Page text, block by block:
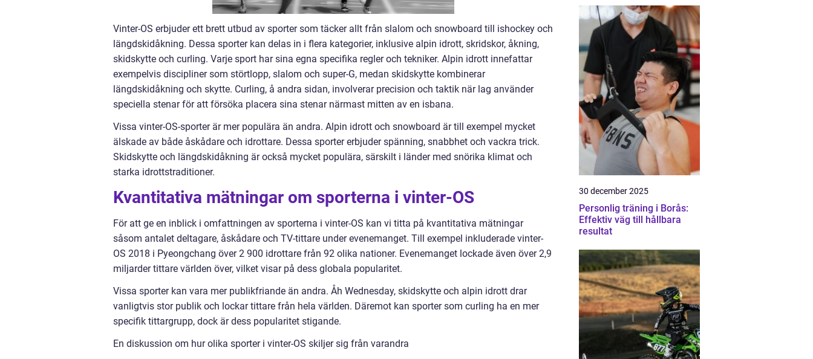
Vinter-OS erbjuder ett brett utbud av sporter som täcker allt från slalom och snowboard till ishockey och
längdskidåkning. Dessa sporter kan delas in i flera kategorier, inklusive alpin idrott, skridskor, åkning,
skidskytte och curling. Varje sport har sina egna specifika regler och tekniker. Alpin idrott innefattar
exempelvis discipliner som störtlopp, slalom och super-G, medan skidskytte kombinerar
längdskidåkning och skytte. Curling, å andra sidan, involverar precision och taktik när lag använder
speciella stenar för att försöka placera sina stenar närmast mitten av en isbana.
Vissa vinter-OS-sporter är mer populära än andra. Alpin idrott och snowboard är till exempel mycket
älskade av både åskådare och idrottare. Dessa sporter erbjuder spänning, snabbhet och vackra trick.
Skidskytte och längdskidåkning är också mycket populära, särskilt i länder med snörika klimat och
starka idrottstraditioner.
Kvantitativa mätningar om sporterna i vinter-OS
För att ge en inblick i omfattningen av sporterna i vinter-OS kan vi titta på kvantitativa mätningar
såsom antalet deltagare, åskådare och TV-tittare under evenemanget. Till exempel inkluderade vinter-
OS 2018 i Pyeongchang över 2 900 idrottare från 92 olika nationer. Evenemanget lockade även över 2,9
miljarder tittare världen över, vilket visar på dess globala popularitet.
Vissa sporter kan vara mer publikfriande än andra. Åh Wednesday, skidskytte och alpin idrott drar
vanligtvis stor publik och lockar tittare från hela världen. Däremot kan sporter som curling ha en mer
specifik tittargrupp, dock är dess popularitet stigande.
En diskussion om hur olika sporter i vinter-OS skiljer sig från varandra
30 december 2025
Personlig träning i Borås:
Effektiv väg till hållbara
resultat